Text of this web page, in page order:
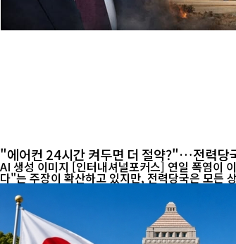
"에어컨 24시간 켜두면 더 절약?"…전력당
AI 생성 이미지 [인터내셔널포커스] 연일 폭염이 이어지며 냉방기 사용이 급증하고 전기요금 부담에 대한 우려도 커지고 있다. 최근 온라인에서는 "에어컨은 24시간 계속 켜두는 것이 오히려 전기료를 아낀
다"는 주장이 확산하고 있지만, 전력당국은 모든